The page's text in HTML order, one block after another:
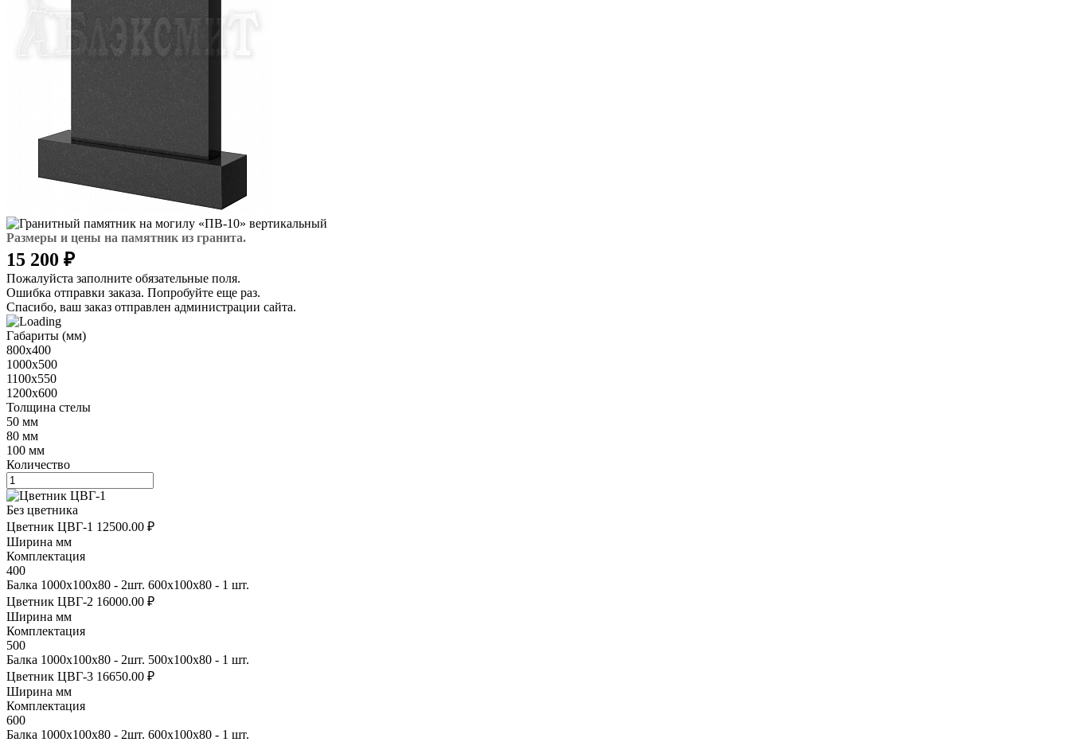
Размеры и цены на памятник из гранита.
15 200 ₽
Пожалуйста заполните обязательные поля.
Ошибка отправки заказа. Попробуйте еще раз.
Спасибо, ваш заказ отправлен администрации сайта.
Габариты (мм)
800х400
1000х500
1100х550
1200х600
Толщина стелы
50 мм
80 мм
100 мм
Количество
Без цветника
Цветник ЦВГ-1 12500.00 ₽
Ширина мм
Комплектация
400
Балка 1000х100х80 - 2шт. 600х100х80 - 1 шт.
Цветник ЦВГ-2 16000.00 ₽
Ширина мм
Комплектация
500
Балка 1000х100х80 - 2шт. 500х100х80 - 1 шт.
Цветник ЦВГ-3 16650.00 ₽
Ширина мм
Комплектация
600
Балка 1000х100х80 - 2шт. 600х100х80 - 1 шт.